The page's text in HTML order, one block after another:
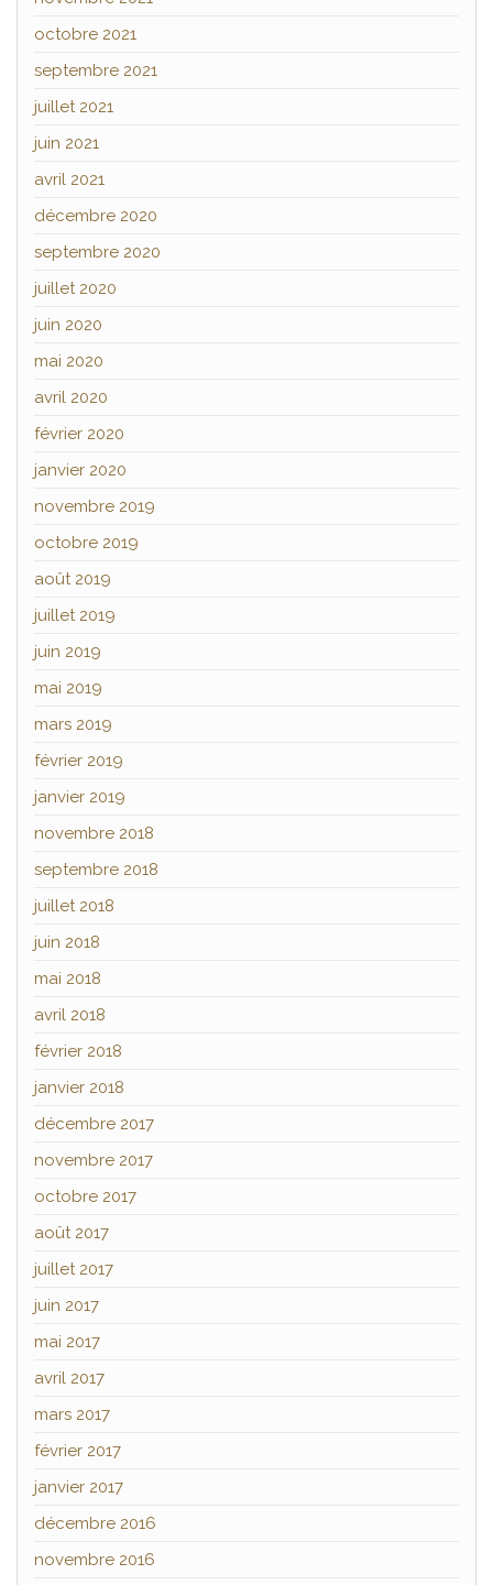
octobre 2021
septembre 2021
juillet 2021
juin 2021
avril 2021
décembre 2020
septembre 2020
juillet 2020
juin 2020
mai 2020
avril 2020
février 2020
janvier 2020
novembre 2019
octobre 2019
août 2019
juillet 2019
juin 2019
mai 2019
mars 2019
février 2019
janvier 2019
novembre 2018
septembre 2018
juillet 2018
juin 2018
mai 2018
avril 2018
février 2018
janvier 2018
décembre 2017
novembre 2017
octobre 2017
août 2017
juillet 2017
juin 2017
mai 2017
avril 2017
mars 2017
février 2017
janvier 2017
décembre 2016
novembre 2016